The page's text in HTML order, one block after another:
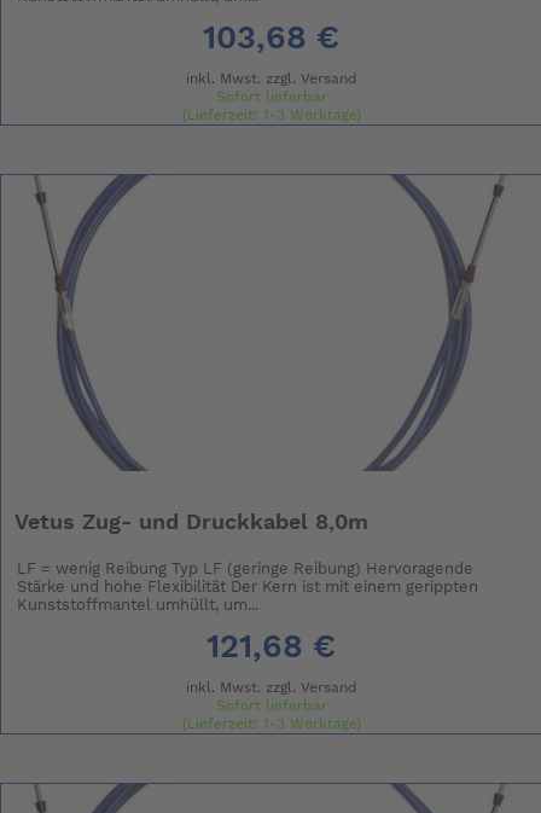
103,68 €
inkl. Mwst. zzgl. Versand
Sofort lieferbar
(Lieferzeit: 1-3 Werktage)
Vetus Zug- und Druckkabel 8,0m
LF = wenig Reibung Typ LF (geringe Reibung) Hervoragende
Stärke und hohe Flexibilität Der Kern ist mit einem gerippten
Kunststoffmantel umhüllt, um...
121,68 €
inkl. Mwst. zzgl. Versand
Sofort lieferbar
(Lieferzeit: 1-3 Werktage)